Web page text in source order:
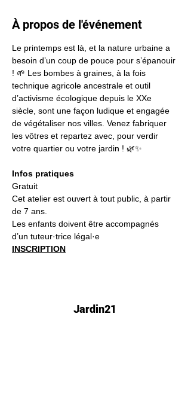
À propos de l'événement
Le printemps est là, et la nature urbaine a
besoin d’un coup de pouce pour s’épanouir
! 🌱 Les bombes à graines, à la fois
technique agricole ancestrale et outil
d’activisme écologique depuis le XXe
siècle, sont une façon ludique et engagée
de végétaliser nos villes. Venez fabriquer
les vôtres et repartez avec, pour verdir
votre quartier ou votre jardin ! 🌿✨
Infos pratiques
Gratuit
Cet atelier est ouvert à tout public, à partir
de 7 ans.
Les enfants doivent être accompagnés
d’un tuteur·trice légal·e
INSCRIPTION
Jardin21